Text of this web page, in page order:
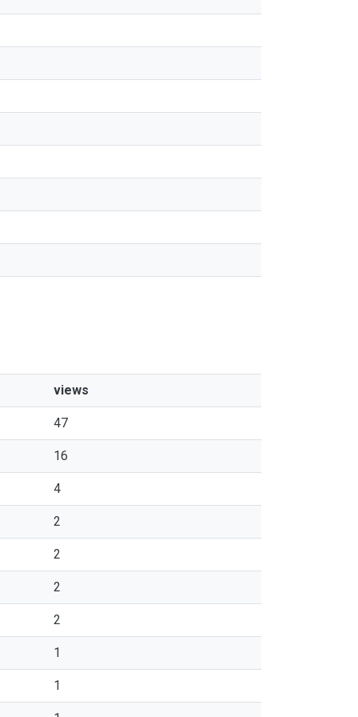
views
47
16
4
2
2
2
2
1
1